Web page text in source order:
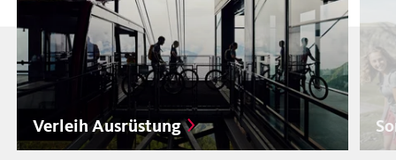
Verleih Ausrüstung